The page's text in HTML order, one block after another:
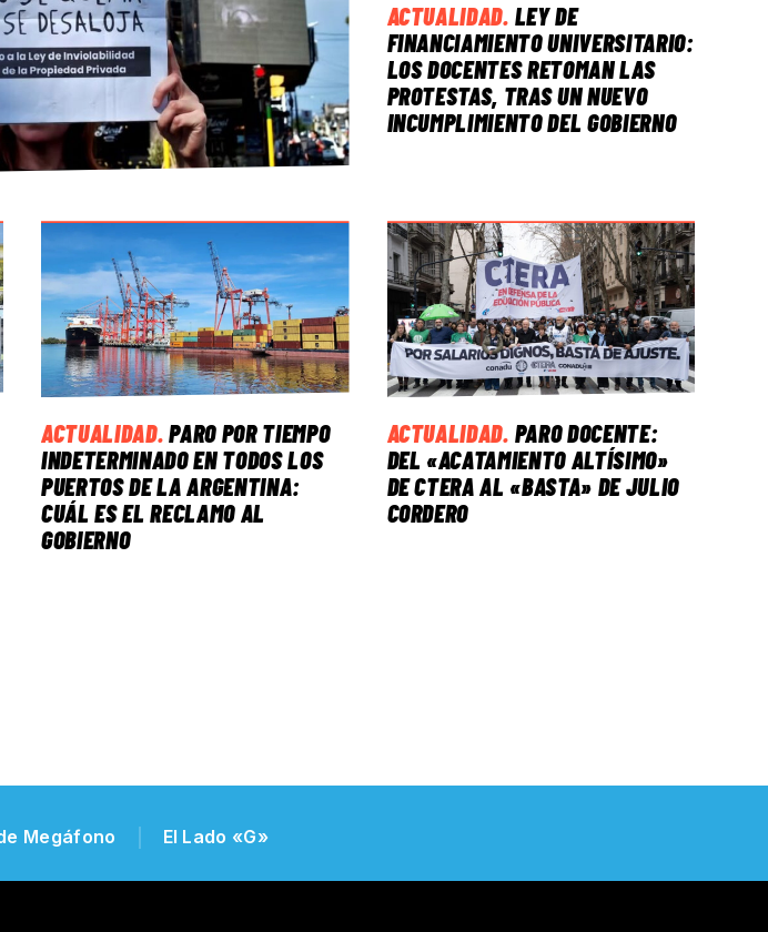
ACTUALIDAD. LEY DE
FINANCIAMIENTO UNIVERSITARIO:
LOS DOCENTES RETOMAN LAS
PROTESTAS, TRAS UN NUEVO
INCUMPLIMIENTO DEL GOBIERNO
ACTUALIDAD. PARO POR TIEMPO
INDETERMINADO EN TODOS LOS
PUERTOS DE LA ARGENTINA:
CUÁL ES EL RECLAMO AL
GOBIERNO
ACTUALIDAD. PARO DOCENTE:
DEL «ACATAMIENTO ALTÍSIMO»
DE CTERA AL «BASTA» DE JULIO
CORDERO
Megáfono El Lado «G»